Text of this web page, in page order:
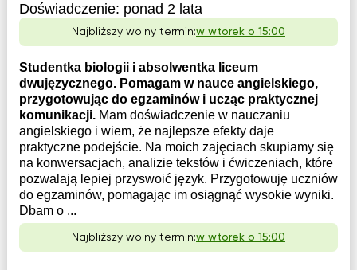
Doświadczenie: ponad 2 lata
Najbliższy wolny termin:w wtorek o 15:00
Studentka biologii i absolwentka liceum
dwujęzycznego. Pomagam w nauce angielskiego,
przygotowując do egzaminów i ucząc praktycznej
komunikacji. Mam doświadczenie w nauczaniu
angielskiego i wiem, że najlepsze efekty daje
praktyczne podejście. Na moich zajęciach skupiamy się
na konwersacjach, analizie tekstów i ćwiczeniach, które
pozwalają lepiej przyswoić język. Przygotowuję uczniów
do egzaminów, pomagając im osiągnąć wysokie wyniki.
Dbam o ...
Najbliższy wolny termin:w wtorek o 15:00